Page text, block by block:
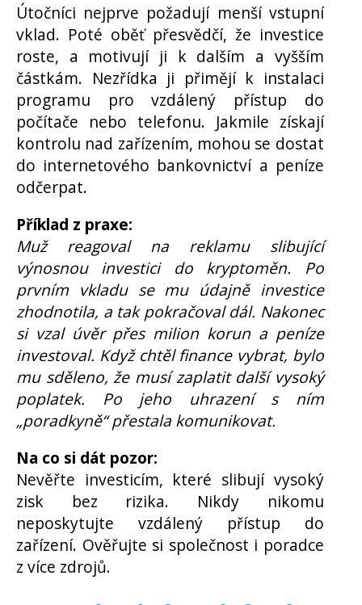
Útočníci nejprve požadují menší vstupní
vklad. Poté oběť přesvědčí, že investice
roste, a motivují ji k dalším a vyšším
částkám. Nezřídka ji přimějí k instalaci
programu pro vzdálený přístup do
počítače nebo telefonu. Jakmile získají
kontrolu nad zařízením, mohou se dostat
do internetového bankovnictví a peníze
odčerpat.
Příklad z praxe:
Muž reagoval na reklamu slibující
výnosnou investici do kryptoměn. Po
prvním vkladu se mu údajně investice
zhodnotila, a tak pokračoval dál. Nakonec
si vzal úvěr přes milion korun a peníze
investoval. Když chtěl finance vybrat, bylo
mu sděleno, že musí zaplatit další vysoký
poplatek. Po jeho uhrazení s ním
„poradkyně“ přestala komunikovat.
Na co si dát pozor:
Nevěřte investicím, které slibují vysoký
zisk bez rizika. Nikdy nikomu
neposkytujte vzdálený přístup do
zařízení. Ověřujte si společnost i poradce
z více zdrojů.